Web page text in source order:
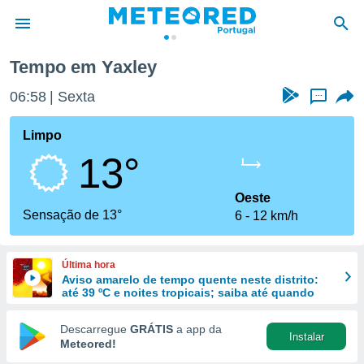
da
foi
fornecidas
a este
das
e
forma
digital
Tempo em Yaxley
06:58 Sexta ...
Limpo
13°
Sensação de 13°
Oeste
6
12 km/h
Última hora
Aviso amarelo de tempo quente neste distrito:
até 39 ºC e noites tropicais; saiba até quando
Descarregue GRÁTIS a app da
Meteored!
Instalar